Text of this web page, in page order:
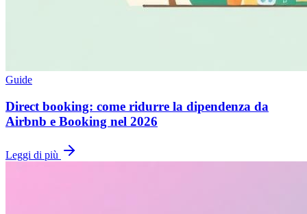
Guide
Direct booking: come ridurre la dipendenza da
Airbnb e Booking nel 2026
Leggi di più